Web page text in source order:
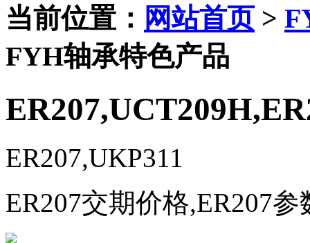
当前位置： 网站首页>
FYH轴承特色产品
ER207,UKP311
ER207交期价格,ER207